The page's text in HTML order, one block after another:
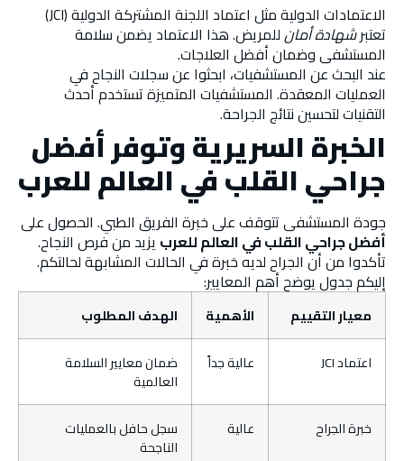
الاعتمادات الدولية مثل اعتماد اللجنة المشتركة الدولية (JCI)
تعتبرشهادة أمانللمريض. هذا الاعتماد يضمن سلامة
المستشفى وضمان أفضل العلاجات.
عند البحث عن المستشفيات، ابحثوا عن سجلات النجاح في
العمليات المعقدة. المستشفيات المتميزة تستخدم أحدث
التقنيات لتحسين نتائج الجراحة.
الخبرة السريرية وتوفر أفضل
جراحي القلب في العالم للعرب
جودة المستشفى تتوقف على خبرة الفريق الطبي. الحصول على
أفضل جراحي القلب في العالم للعرب يزيد من فرص النجاح.
تأكدوا من أن الجراح لديه خبرة في الحالات المشابهة لحالتكم.
إليكم جدول يوضح أهم المعايير:
معيار التقييم الأهمية
الهدف المطلوب
اعتماد JCI
عالية جداً ضمان معايير السلامة
العالمية
خبرة الجراح
عالية سجل حافل بالعمليات
الناجحة